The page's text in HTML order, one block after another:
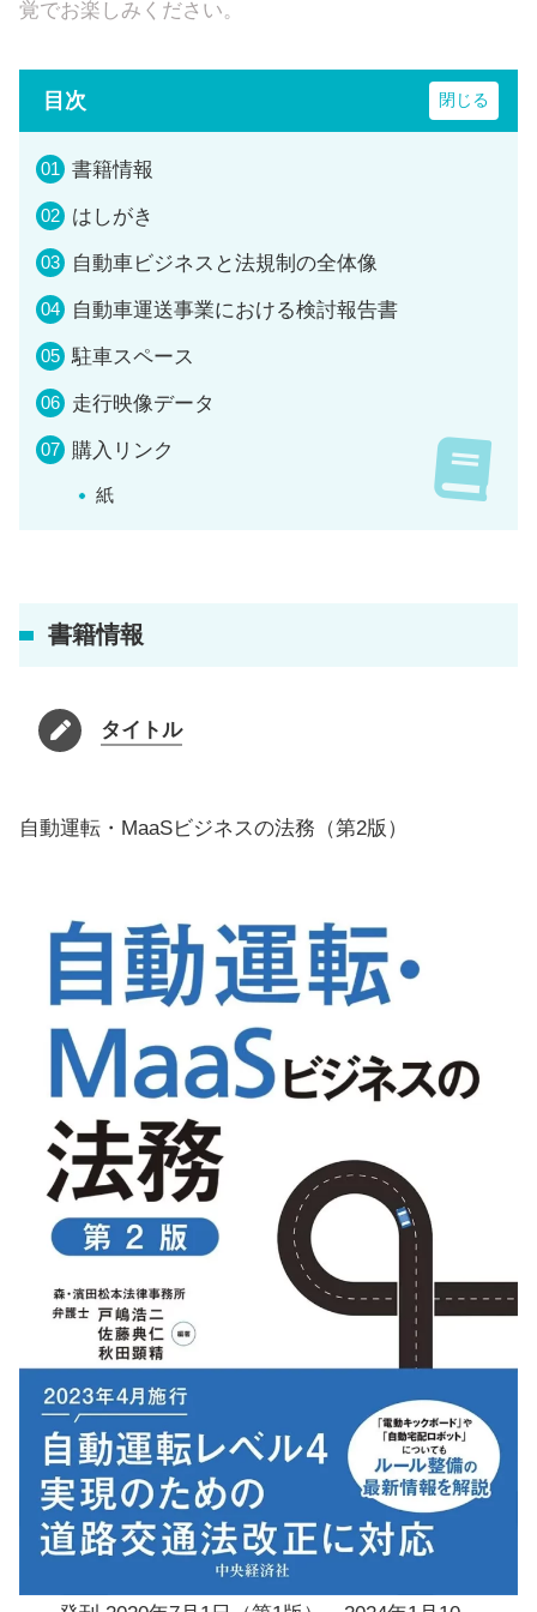
覚でお楽しみください。
目次
書籍情報
はしがき
自動車ビジネスと法規制の全体像
自動車運送事業における検討報告書
駐車スペース
走行映像データ
購入リンク
紙
書籍情報
タイトル
自動運転・MaaSビジネスの法務（第2版）